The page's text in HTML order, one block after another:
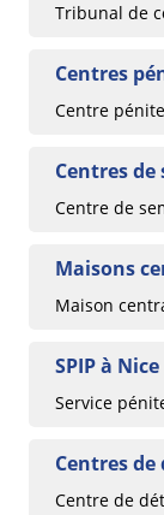
Tribunal de
Centres
Centre
Centres
Centre de
Maisons
Maison
SPIP à Nice
Service
Centres
Centre de